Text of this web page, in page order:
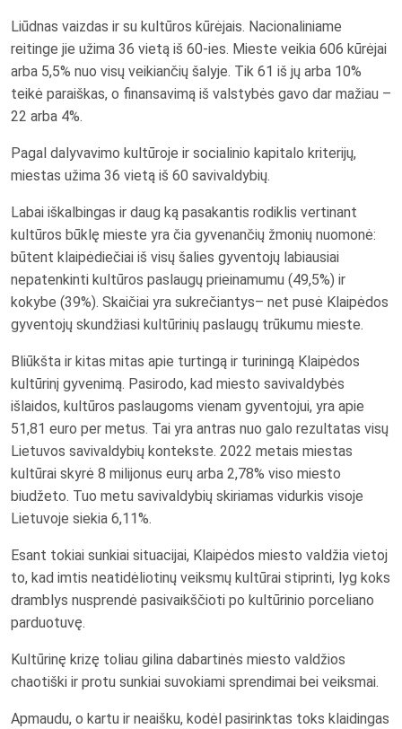
Liūdnas vaizdas ir su kultūros kūrėjais. Nacionaliniame
reitinge jie užima 36 vietą iš 60-ies. Mieste veikia 606 kūrėjai
arba 5,5% nuo visų veikiančių šalyje. Tik 61 iš jų arba 10%
teikė paraiškas, o finansavimą iš valstybės gavo dar mažiau –
22 arba 4%.
Pagal dalyvavimo kultūroje ir socialinio kapitalo kriterijų,
miestas užima 36 vietą iš 60 savivaldybių.
Labai iškalbingas ir daug ką pasakantis rodiklis vertinant
kultūros būklę mieste yra čia gyvenančių žmonių nuomonė:
būtent klaipėdiečiai iš visų šalies gyventojų labiausiai
nepatenkinti kultūros paslaugų prieinamumu (49,5%) ir
kokybe (39%). Skaičiai yra sukrečiantys– net pusė Klaipėdos
gyventojų skundžiasi kultūrinių paslaugų trūkumu mieste.
Bliūkšta ir kitas mitas apie turtingą ir turiningą Klaipėdos
kultūrinį gyvenimą. Pasirodo, kad miesto savivaldybės
išlaidos, kultūros paslaugoms vienam gyventojui, yra apie
51,81 euro per metus. Tai yra antras nuo galo rezultatas visų
Lietuvos savivaldybių kontekste. 2022 metais miestas
kultūrai skyrė 8 milijonus eurų arba 2,78% viso miesto
biudžeto. Tuo metu savivaldybių skiriamas vidurkis visoje
Lietuvoje siekia 6,11%.
Esant tokiai sunkiai situacijai, Klaipėdos miesto valdžia vietoj
to, kad imtis neatidėliotinų veiksmų kultūrai stiprinti, lyg koks
dramblys nusprendė pasivaikščioti po kultūrinio porceliano
parduotuvę.
Kultūrinę krizę toliau gilina dabartinės miesto valdžios
chaotiški ir protu sunkiai suvokiami sprendimai bei veiksmai.
Apmaudu, o kartu ir neaišku, kodėl pasirinktas toks klaidingas